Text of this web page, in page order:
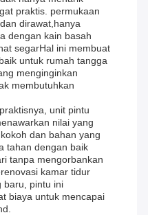
praktis. permukaan
dirawat,hanya
dengan kain basah
segarHal ini membuat
untuk rumah tangga
menginginkan
membutuhkan
unit pintu
nilai yang
dan bahan yang
tahan dengan baik
tanpa mengorbankan
kamar tidur
baru, pintu ini
biaya untuk mencapai